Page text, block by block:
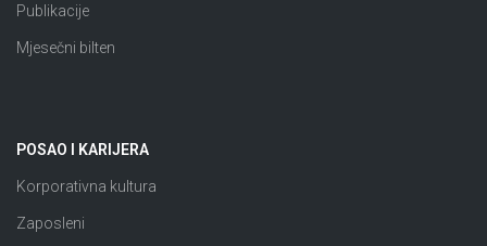
Publikacije
Mjesečni bilten
POSAO I KARIJERA
Korporativna kultura
Zaposleni